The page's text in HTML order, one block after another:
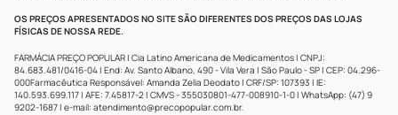
OS PREÇOS APRESENTADOS NO SITE SÃO DIFERENTES DOS PREÇOS DAS LOJAS
FÍSICAS DE NOSSA REDE.
FARMÁCIA PREÇO POPULAR | Cia Latino Americana de Medicamentos | CNPJ:
84.683.481/0416-04 | End: Av. Santo Albano, 490 - Vila Vera | São Paulo - SP | CEP: 04.296-
000Farmacêutica Responsável: Amanda Zelia Deodato | CRF/SP: 107393 | IE:
140.593.699.117 | AFE: 7.45817-2 | CMVS - 355030801-477-008910-1-0 | WhatsApp: (47) 9
9202-1687 | e-mail: atendimento@precopopular.com.br.